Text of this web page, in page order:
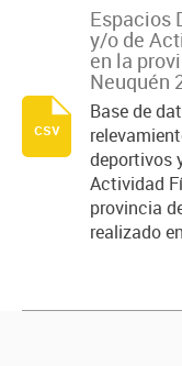
Espacios
y/o de
en la
Neuquén
Base de
deportivos
Actividad
provincia
realizado
csv